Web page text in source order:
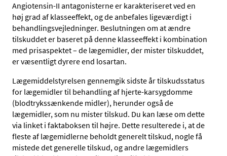
Angiotensin-II antagonisterne er karakteriseret ved en
høj grad af klasseeffekt, og de anbefales ligeværdigt i
behandlingsvejledninger. Beslutningen om at ændre
tilskuddet er baseret på denne klasseeffekt i kombination
med prisaspektet – de lægemidler, der mister tilskuddet,
er væsentligt dyrere end losartan.
Lægemiddelstyrelsen gennemgik sidste år tilskudsstatus
for lægemidler til behandling af hjerte-karsygdomme
(blodtrykssænkende midler), herunder også de
lægemidler, som nu mister tilskud. Du kan læse om dette
via linket i faktaboksen til højre. Dette resulterede i, at de
fleste af lægemidlerne beholdt generelt tilskud, nogle få
mistede det generelle tilskud, og andre lægemidlers